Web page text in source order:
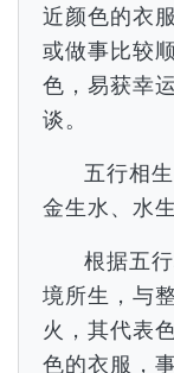
近颜色的衣
或做事比较
色，易获幸
谈。
五行相
金生水、水生
根据五
境所生，与
火，其代表
色的衣服，